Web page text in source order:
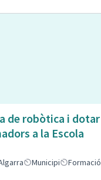
de robòtica i dotar
a la Escola
Municipi Formació